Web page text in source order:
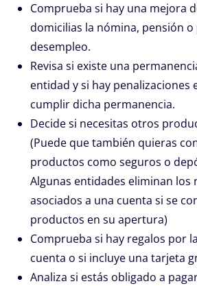
Comprueba si hay una mejora
domicilias la nómina, pensión
desempleo.
Revisa si existe una
entidad y si hay penalizaciones
cumplir dicha permanencia.
Decide si necesitas otros
(Puede que también quieras
productos como seguros o
Algunas entidades eliminan los
asociados a una cuenta si se
productos en su apertura)
Comprueba si hay regalos por
cuenta o si incluye una tarjeta
Analiza si estás obligado a